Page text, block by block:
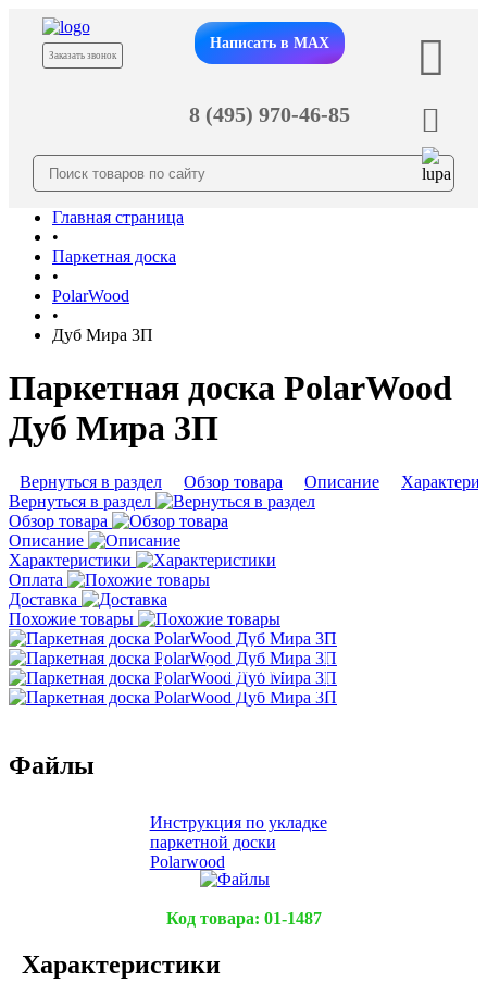
Заказать звонок
Написать в MAX
8 (495) 970-46-85
Главная страница
•
Паркетная доска
•
PolarWood
•
Дуб Мира 3П
Паркетная доска PolarWood
Дуб Мира 3П
Вернуться в раздел Обзор товара Описание
Вернуться в раздел
Обзор товара
Описание
Характеристики
Оплата
Доставка
Похожие товары
Подробнее
Подробнее
Подробнее
Подробнее
Файлы
Инструкция по укладке
паркетной доски
Polarwood
Код товара: 01-1487
Характеристики